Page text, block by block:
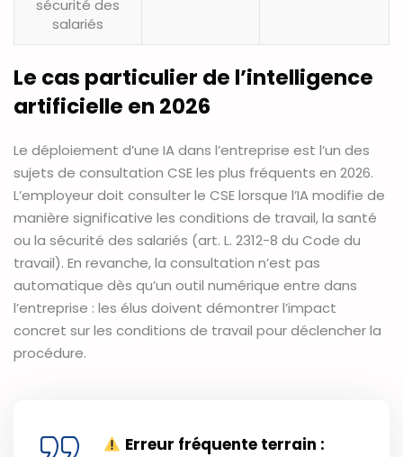
sécurité des
salariés
Le cas particulier de l’intelligence
artificielle en 2026
Le déploiement d’une IA dans l’entreprise est l’un des
sujets de consultation CSE les plus fréquents en 2026.
L’employeur doit consulter le CSE lorsque l’IA modifie de
manière significative les conditions de travail, la santé
ou la sécurité des salariés (art. L. 2312-8 du Code du
travail). En revanche, la consultation n’est pas
automatique dès qu’un outil numérique entre dans
l’entreprise : les élus doivent démontrer l’impact
concret sur les conditions de travail pour déclencher la
procédure.
Erreur fréquente terrain :